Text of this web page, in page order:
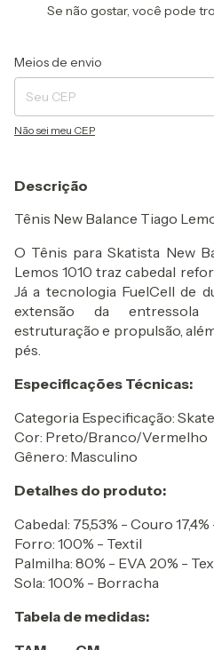
Se não gostar, você pode
Entregas para o CEP:
Meios de envio
Não sei meu CEP
Descrição
Tênis New Balance Tiago
O Tênis para Skatista New
Lemos 1010 traz cabedal
Já a tecnologia FuelCell de
extensão da entressola
estruturação e propulsão,
pés.
Especificações Técnicas:
Categoria Especificação: Skate
Cor: Preto/Branco/Vermelho
Gênero: Masculino
Detalhes do produto:
Cabedal: 75,53% - Couro
Forro: 100% - Textil
Palmilha: 80% - EVA 20% -
Sola: 100% - Borracha
Tabela de medidas: